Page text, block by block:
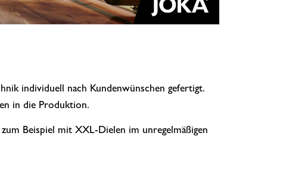
individuell nach Kundenwünschen gefertigt.
in die Produktion.
Beispiel mit XXL-Dielen im unregelmäßigen